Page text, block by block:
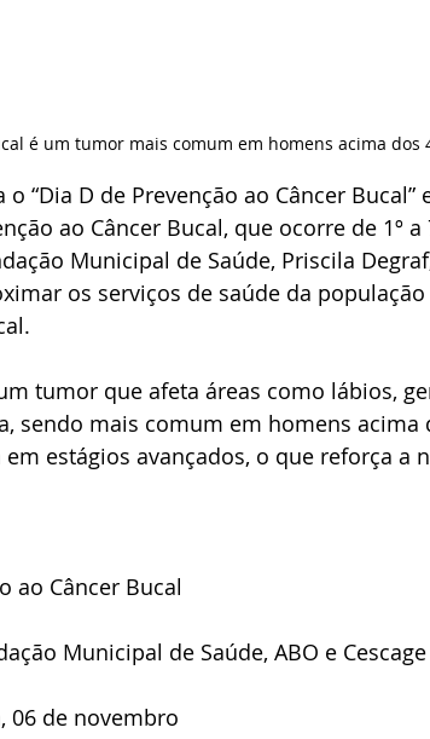
é um tumor mais comum em homens acima dos
“Dia D de Prevenção ao Câncer Bucal”
ao Câncer Bucal, que ocorre de 1º
Municipal de Saúde, Priscila
os serviços de saúde da
tumor que afeta áreas como lábios,
sendo mais comum em homens acima
estágios avançados, o que reforça a
ao Câncer Bucal
Municipal de Saúde, ABO e Cescage
06 de novembro